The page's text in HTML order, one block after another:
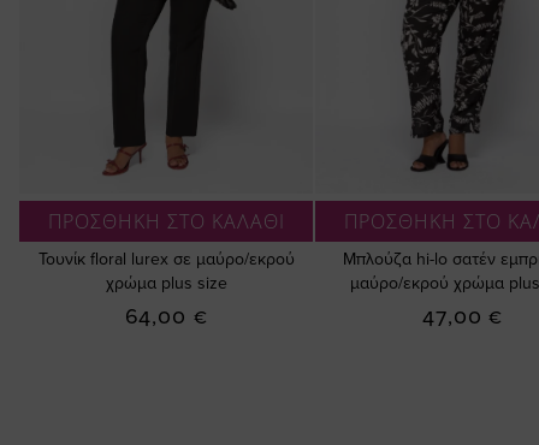
ΠΡΟΣΘΗΚΗ ΣΤΟ ΚΑΛΑΘΙ
Τουνίκ floral lurex σε μαύρο/εκρού
χρώμα plus size
64,00 €
ΠΡΟΣΘΗΚΗ ΣΤΟ
Μπλούζα hi-lo σατέν
μαύρο/εκρού χρώμα
47,00 €